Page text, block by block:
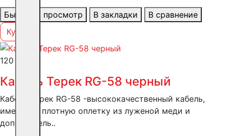
Быстрый просмотр В закладки
В сравнение
Купить
120 ₽
Кабель Терек RG-58 черный
Кабель Терек RG-58 -высококачественный кабель,
имеющий плотную оплетку из луженой меди и
дополнитель..